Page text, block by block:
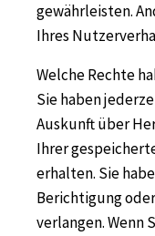
gewährleisten.
Ihres
Welche Rechte
Sie haben
Auskunft über
Ihrer
erhalten. Sie
Berichtigung
verlangen. Wenn